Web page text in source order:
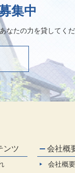
集中
なたの力を貸してく
ンツ 会社概
会社概要